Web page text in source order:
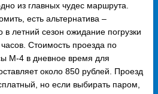
из главных чудес маршрута.
есть альтернатива –
летний сезон ожидание погрузки
Стоимость проезда по
М-4 в дневное время для
около 850 рублей. Проезд
но если выбирать паром,